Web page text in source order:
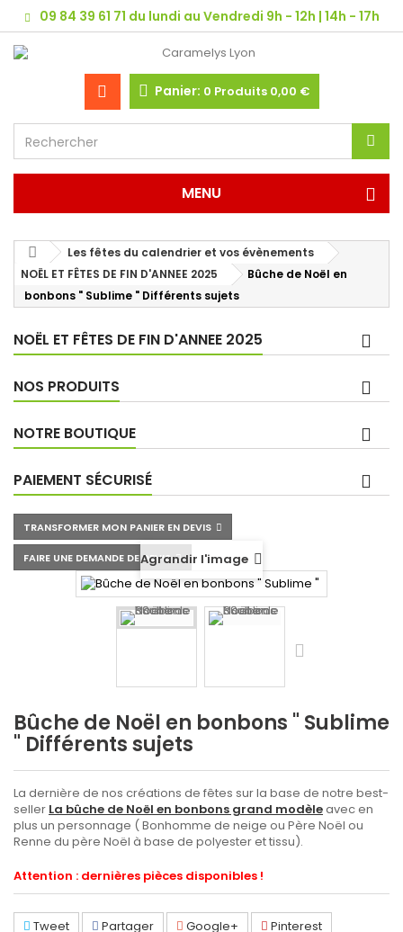
09 84 39 61 71 du lundi au Vendredi 9h - 12h | 14h - 17h
Panier: 0 Produits 0,00 €
MENU
Les fêtes du calendrier et vos évènements
NOËL ET FÊTES DE FIN D'ANNEE 2025
Bûche de Noël en
bonbons " Sublime " Différents sujets
NOËL ET FÊTES DE FIN D'ANNEE 2025
NOS PRODUITS
NOTRE BOUTIQUE
PAIEMENT SÉCURISÉ
TRANSFORMER MON PANIER EN DEVIS
FAIRE UNE DEMANDE DE DEVISAgrandir l'image
Bûche de Noël en bonbons " Sublime
" Différents sujets
La dernière de nos créations de fêtes sur la base de notre best-
seller La bûche de Noël en bonbons grand modèleavec en
plus un personnage ( Bonhomme de neige ou Père Noël ou
Renne du père Noël à base de polyester et tissu).
Attention : dernières pièces disponibles !
Tweet Partager Google+ Pinterest